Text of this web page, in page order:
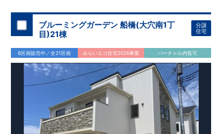
■第三者機関が設計・建物検査(全四回)を実施 ■税制優遇あり
4分野6項目で最高等級を取得!
□ 構造の安定 (耐風等級2・耐震等級3) □ 劣化の軽減 (劣化対
策等級3) □ 維持管理への配慮 (維持管理対策等級3) □ 空気環
境 (ホルムアルデヒド発散等級3)
快適に長く住める住宅
【長期優良住宅】■国の定める7つの技術基準をクリア ■税制
優遇あり【東栄セーフティーダンパー標準装備】
■制震ダンパ
ーで振れ幅を大幅に低減、繰り返す地震に強い『耐震+制震』
■メンテナンスフリー
現地案内予約受付中詳細やご見学など、お気軽にお問合せ下さ
い♪ 東栄住宅 本八幡営業所 TEL:0120-948-056
ブルーミングガーデン 船橋(大穴南1丁
目)21棟
分譲
住宅
6区画販売中／全21区画 みらいエコ住宅2026事業 バーチャル内覧可